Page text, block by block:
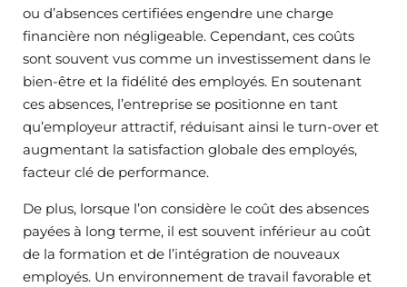
ou d’absences certifiées engendre une charge
financière non négligeable. Cependant, ces coûts
sont souvent vus comme un investissement dans le
bien-être et la fidélité des employés. En soutenant
ces absences, l’entreprise se positionne en tant
qu’employeur attractif, réduisant ainsi le turn-over et
augmentant la satisfaction globale des employés,
facteur clé de performance.
De plus, lorsque l’on considère le coût des absences
payées à long terme, il est souvent inférieur au coût
de la formation et de l’intégration de nouveaux
employés. Un environnement de travail favorable et